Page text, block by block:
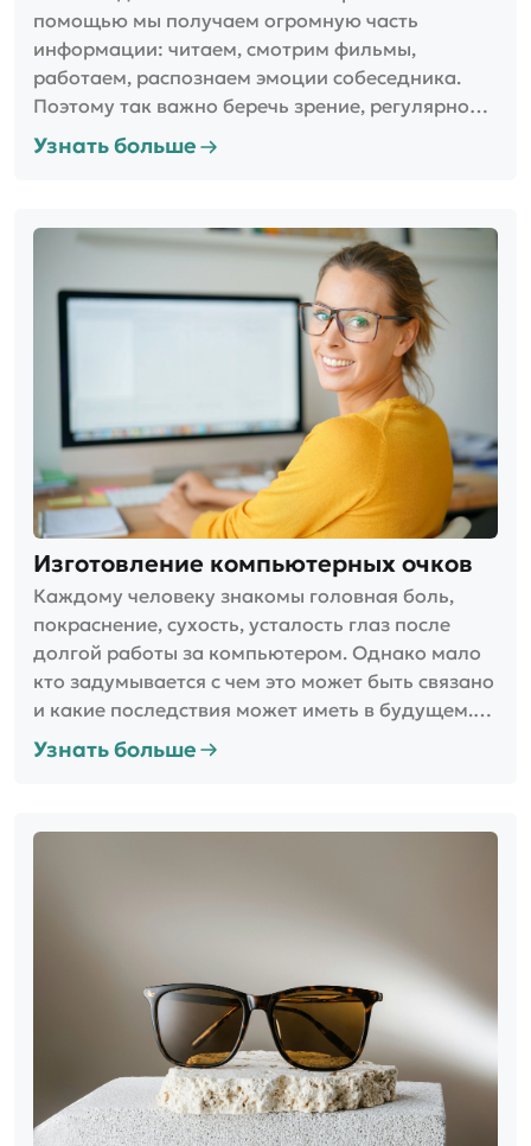
помощью мы получаем огромную часть
информации: читаем, смотрим фильмы,
работаем, распознаем эмоции собеседника.
Поэтому так важно беречь зрение, регулярно
посещать кабинет окулиста и не забывать про
Узнать больше
Изготовление компьютерных очков
Каждому человеку знакомы головная боль,
покраснение, сухость, усталость глаз после
долгой работы за компьютером. Однако мало
кто задумывается с чем это может быть связано
и какие последствия может иметь в будущем.
Причина неприятных ощущений – это синий
спектр света от экрана. Такой свет излучают все
Узнать больше